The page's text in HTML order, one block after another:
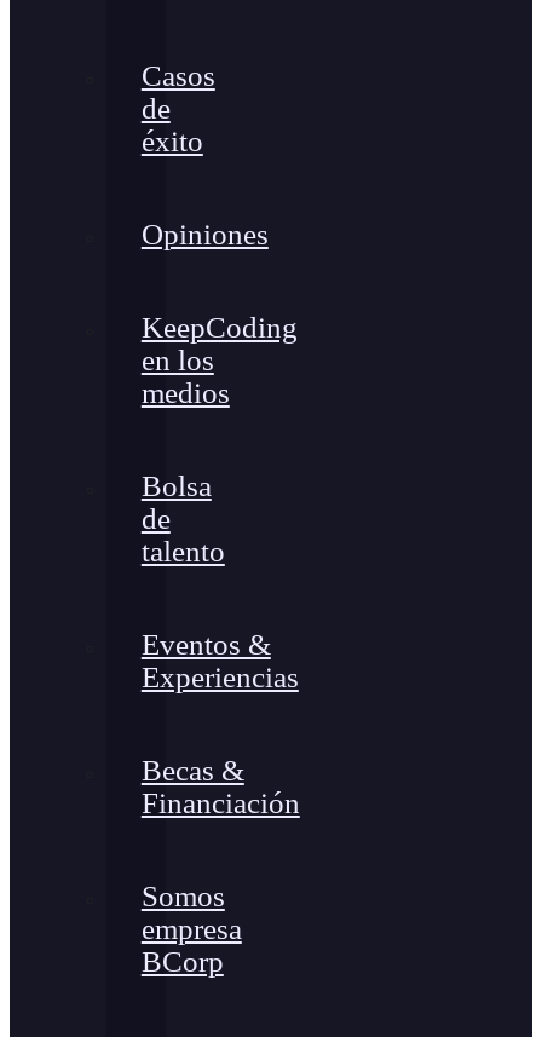
Casos
de
éxito
Opiniones
KeepCoding
en los
medios
Bolsa
de
talento
Eventos &
Experiencias
Becas &
Financiación
Somos
empresa
BCorp